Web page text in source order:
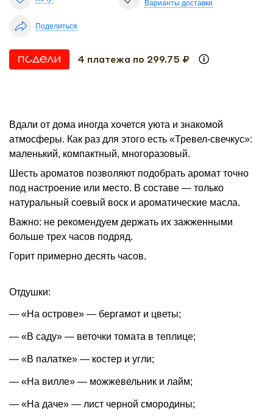
Варианты доставки
Поделиться
4 платежа по 299.75 ₽
Вдали от дома иногда хочется уюта и знакомой
атмосферы. Как раз для этого есть «Тревел-свечкус»:
маленький, компактный, многоразовый.
Шесть ароматов позволяют подобрать аромат точно
под настроение или место. В составе — только
натуральный соевый воск и ароматические масла.
Важно: не рекомендуем держать их зажженными
больше трех часов подряд.
Горит примерно десять часов.
Отдушки:
— «На острове» — бергамот и цветы;
— «В саду» — веточки томата в теплице;
— «В палатке» — костер и угли;
— «На вилле» — можжевельник и лайм;
— «На даче» — лист черной смородины;